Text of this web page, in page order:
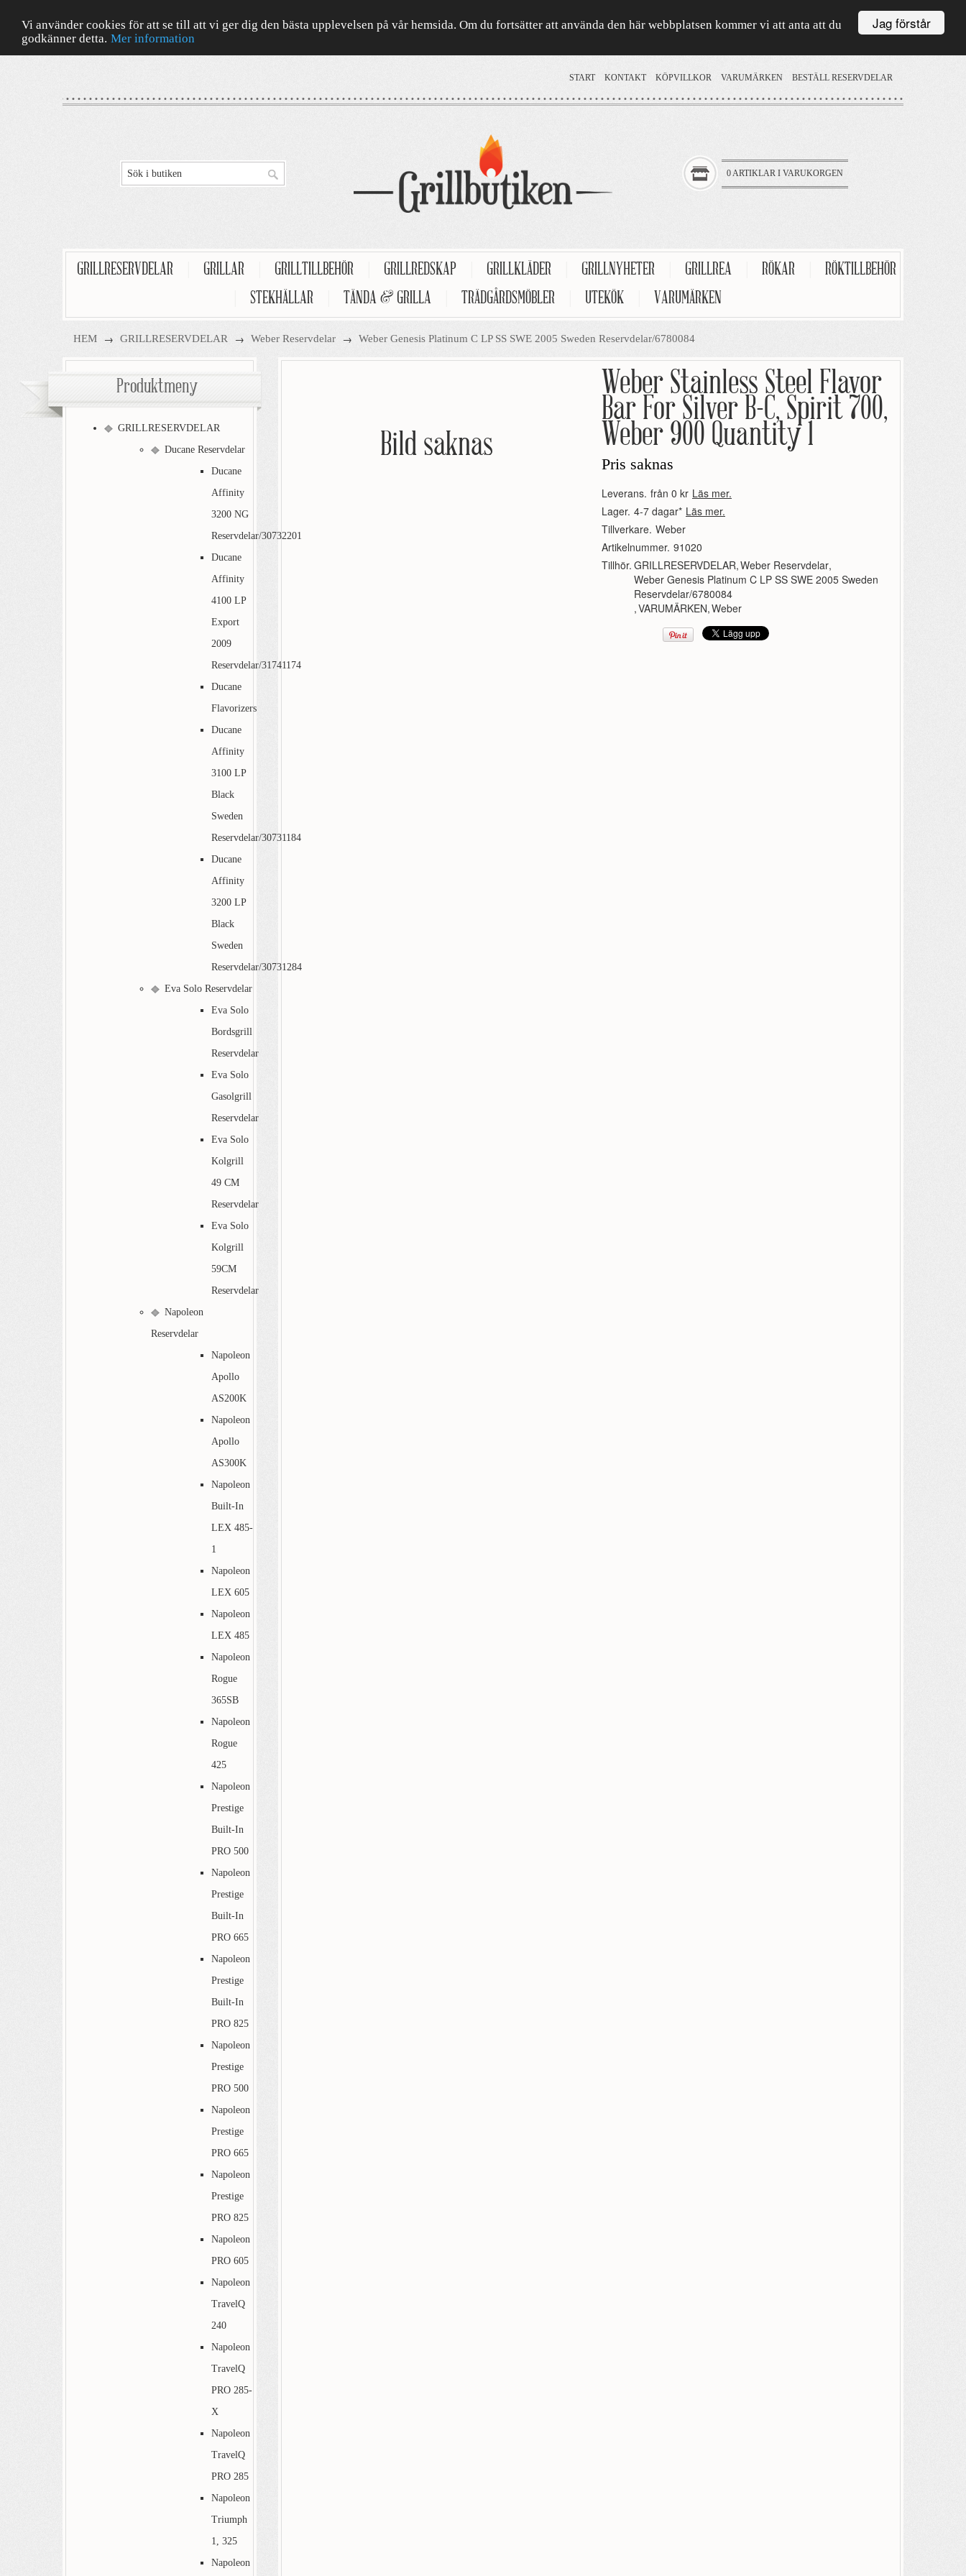
Jag förstår
Vi använder cookies för att se till att vi ger dig den bästa upplevelsen på vår hemsida. Om du fortsätter att använda den här webbplatsen kommer vi att anta att du
godkänner detta. Mer information
START KONTAKT KÖPVILLKOR VARUMÄRKEN BESTÄLL RESERVDELAR
0 ARTIKLAR I VARUKORGEN
GRILLRESERVDELAR GRILLAR GRILLTILLBEHÖR GRILLREDSKAP GRILLKLÄDER GRILLNYHETER GRILLREA RÖKAR
RÖKTILLBEHÖR
STEKHÄLLAR TÄNDA & GRILLA TRÄDGÅRDSMÖBLER UTEKÖK VARUMÄRKEN
HEM → GRILLRESERVDELAR → Weber Reservdelar → Weber Genesis Platinum C LP SS SWE 2005 Sweden Reservdelar/6780084
Bild saknas
Weber Stainless Steel Flavor
Bar For Silver B-C, Spirit 700,
Weber 900 Quantity 1
Pris saknas
Leverans. från 0 kr Läs mer.
Lager. 4-7 dagar* Läs mer.
Tillverkare. Weber
Artikelnummer. 91020
Tillhör. GRILLRESERVDELAR,Weber Reservdelar,
Weber Genesis Platinum C LP SS SWE 2005 Sweden
Reservdelar/6780084
,VARUMÄRKEN,Weber
Produktmeny
GRILLRESERVDELAR
Ducane Reservdelar
Ducane
Affinity
3200 NG
Reservdelar/30732201
Ducane
Affinity
4100 LP
Export
2009
Reservdelar/31741174
Ducane
Flavorizers
Ducane
Affinity
3100 LP
Black
Sweden
Reservdelar/30731184
Ducane
Affinity
3200 LP
Black
Sweden
Reservdelar/30731284
Eva Solo Reservdelar
Eva Solo
Bordsgrill
Reservdelar
Eva Solo
Gasolgrill
Reservdelar
Eva Solo
Kolgrill
49 CM
Reservdelar
Eva Solo
Kolgrill
59CM
Reservdelar
Napoleon
Reservdelar
Napoleon
Apollo
AS200K
Napoleon
Apollo
AS300K
Napoleon
Built-In
LEX 485-
1
Napoleon
LEX 605
Napoleon
LEX 485
Napoleon
Rogue
365SB
Napoleon
Rogue
425
Napoleon
Prestige
Built-In
PRO 500
Napoleon
Prestige
Built-In
PRO 665
Napoleon
Prestige
Built-In
PRO 825
Napoleon
Prestige
PRO 500
Napoleon
Prestige
PRO 665
Napoleon
Prestige
PRO 825
Napoleon
PRO 605
Napoleon
TravelQ
240
Napoleon
TravelQ
PRO 285-
X
Napoleon
TravelQ
PRO 285
Napoleon
Triumph
1, 325
Napoleon